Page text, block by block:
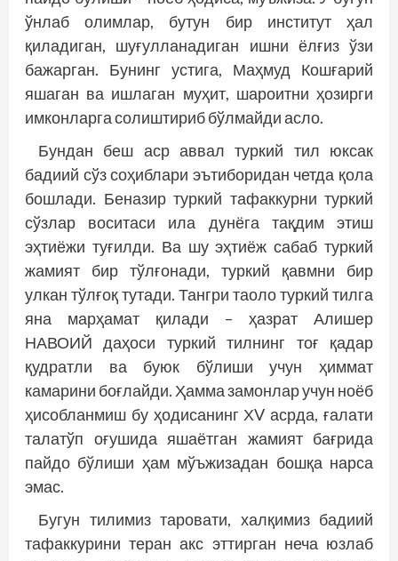
ўнлаб олимлар, бутун бир институт ҳал
қиладиган, шуғулланадиган ишни ёлғиз ўзи
бажарган. Бунинг устига, Маҳмуд Кош­ғарий
яшаган ва ишлаган муҳит, шароитни ҳозирги
имконларга солиштириб бўлмайди асло.
Бундан беш аср аввал туркий тил юксак
бадиий сўз соҳиблари эътиборидан четда қола
бошлади. Беназир туркий тафаккурни туркий
сўзлар воситаси ила дунёга тақдим этиш
эҳтиёжи туғилди. Ва шу эҳтиёж сабаб туркий
жамият бир тўлғонади, туркий қавмни бир
улкан тўлғоқ тутади. Танг­­ри таоло туркий тилга
яна марҳамат қилади – ҳазрат Алишер
НАВОИЙ даҳоси туркий тилнинг тоғ қадар
қудратли ва буюк бўлиши учун ҳиммат
камарини боғлайди. Ҳамма замонлар учун ноёб
ҳисобланмиш бу ҳодисанинг ХV асрда, ғалати
талатўп оғушида яшаётган жамият бағрида
пайдо бўлиши ҳам мўъжизадан бошқа нарса
эмас.
Бугун тилимиз таровати, халқимиз бадиий
тафаккурини теран акс эттирган неча юзлаб